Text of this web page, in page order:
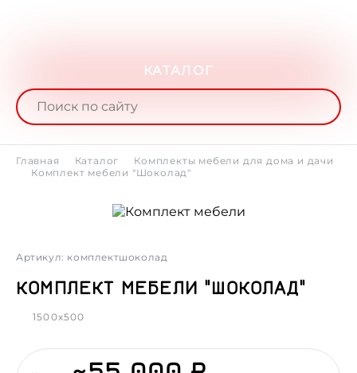
КАТАЛОГ
Главная Каталог
Комплекты мебели для дома и дачи
Комплект мебели "Шоколад"
Артикул: комплектшоколад
КОМПЛЕКТ МЕБЕЛИ "ШОКОЛАД"
1500x500